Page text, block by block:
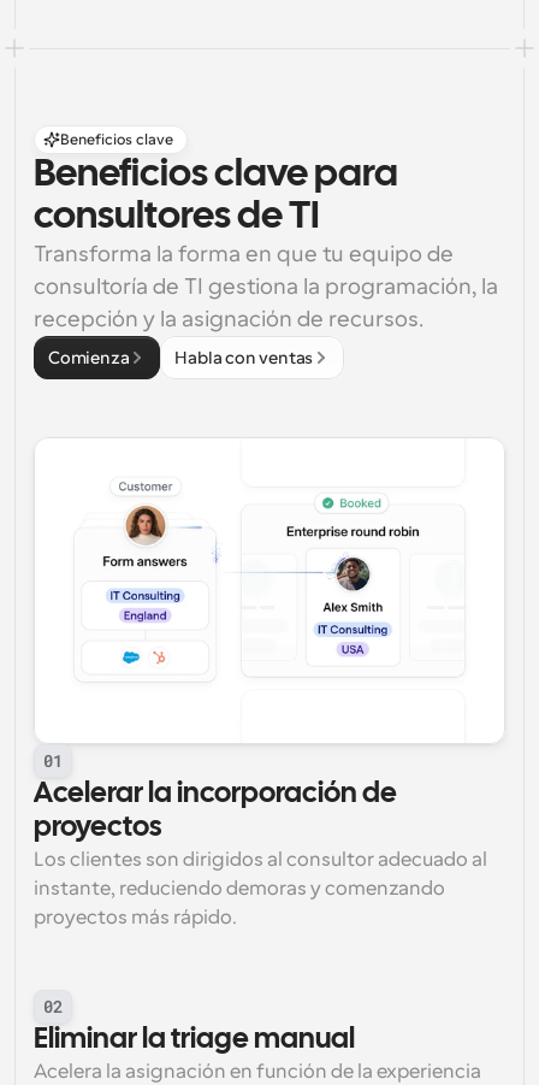
Beneficios clave
Beneficios clave para
consultores de TI
Transforma la forma en que tu equipo de
consultoría de TI gestiona la programación, la
recepción y la asignación de recursos.
Comienza Habla con ventas
01
Acelerar la incorporación de
proyectos
Los clientes son dirigidos al consultor adecuado al
instante, reduciendo demoras y comenzando
proyectos más rápido.
02
Eliminar la triage manual
Acelera la asignación en función de la experiencia